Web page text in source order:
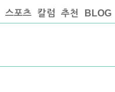
스포츠 칼럼 추천 BLOG